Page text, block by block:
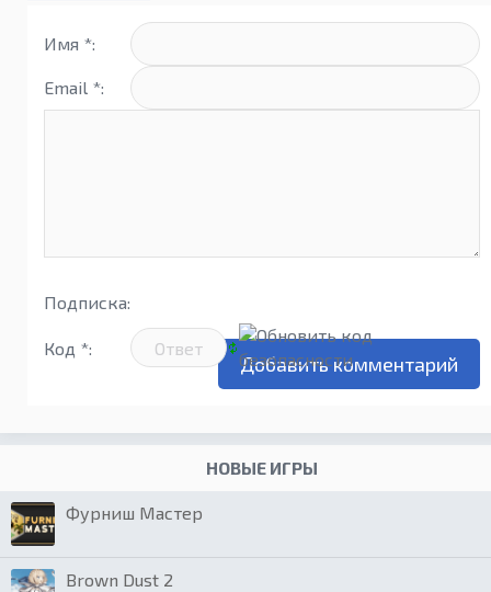
Имя *:
Email *:
Подписка:
Код *:
НОВЫЕ ИГРЫ
Фурниш Мастер
Brown Dust 2